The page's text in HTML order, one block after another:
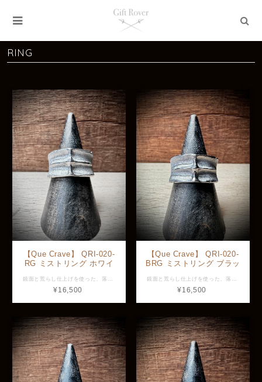
RING
【Que Crave】 QRI-020-
RG ミストリング ホワイ
鏡面と荒らし仕上げを使った、落ち着いた雰囲気の幅広タイプのリングです。 表面にロジウムコーティングが施されておりマットでさらさらした手触りが特徴です。 こちらはホワイト。ブラックもございます。 店頭展示品以外の号数もオーダー可能です。お気軽にご相談ください。 付属品：Que Craveポーチ 素材：Silver925 横幅：約20.9mm 最大幅：約10.5mm ※画像と実物で色具合が異なって見える場合がございますがご了承ください。 ※ 店頭展示品のため販売済みの場合は再入荷まで2〜3週間程お待ち頂きます。 ※ラッピングをご希望の方はラッピング欄からBOXをお選びください。
¥16,500
【Que Crave】 QRI-020-
BRG ミストリング ブラッ
鏡面と荒らし仕上げを使った、落ち着いた雰囲気の幅広タイプのリングです。 表面にロジウムコーティングが施されておりマットでさらさらした手触りが特徴です。 こちらはブラック。ホワイトもございます。 店頭展示品以外の号数もオーダー可能です。お気軽にご相談ください。 付属品：Que Craveポーチ 素材：Silver925 横幅：約20.9mm 最大幅：約10.5mm ※画像と実物で色具合が異なって見える場合がございますがご了承ください。 ※ 店頭展示品のため販売済みの場合は再入荷まで2〜3週間程お待ち頂きます。 ※ラッピングをご希望の方はラッピング欄からBOXをお選びください。
¥16,500